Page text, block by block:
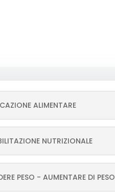
ALIMENTARE
NUTRIZIONALE
PESO - AUMENTARE DI PESO